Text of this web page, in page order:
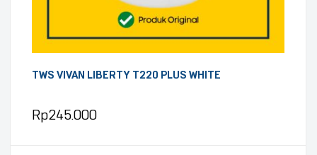
TWS VIVAN LIBERTY T220 PLUS WHITE
Rp245.000